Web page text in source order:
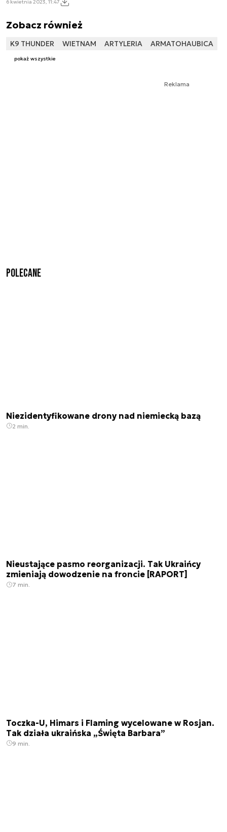
6 kwietnia 2023, 11:47
Zobacz również
K9 THUNDER WIETNAM ARTYLERIA ARMATOHAUBICA
pokaż wszystkie
Reklama
Polecane
Niezidentyfikowane drony nad niemiecką bazą
2 min.
Nieustające pasmo reorganizacji. Tak Ukraińcy
zmieniają dowodzenie na froncie [RAPORT]
7 min.
Toczka-U, Himars i Flaming wycelowane w Rosjan.
Tak działa ukraińska „Święta Barbara”
9 min.